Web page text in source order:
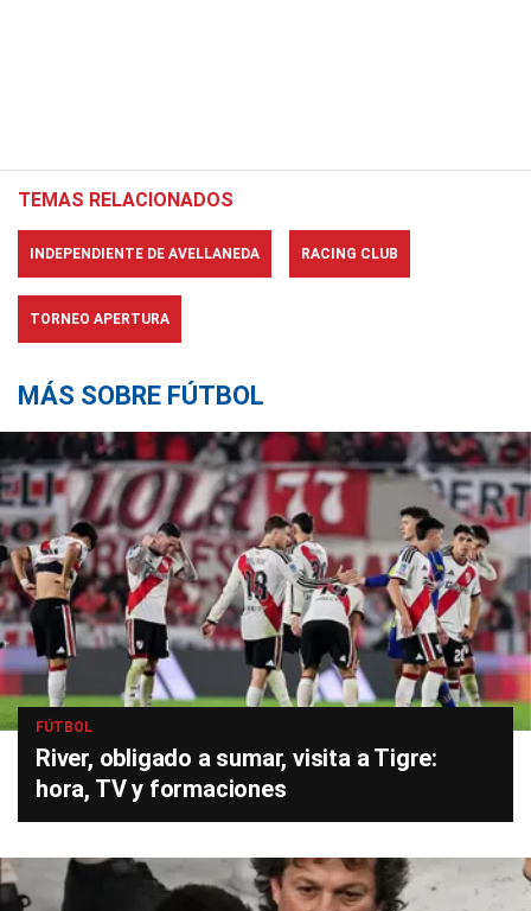
TEMAS RELACIONADOS
INDEPENDIENTE DE AVELLANEDA RACING CLUB
TORNEO APERTURA
MÁS SOBRE FÚTBOL
FÚTBOL
River, obligado a sumar, visita a Tigre:
hora, TV y formaciones